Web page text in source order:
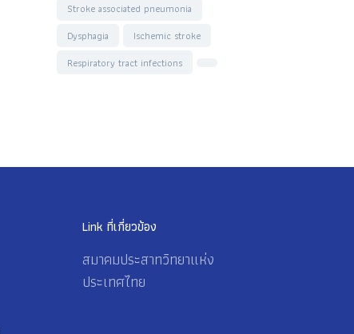
Stroke associated pneumonia
Dysphagia
Ischemic stroke
Respiratory tract infections
Link ที่เกี่ยวข้อง
สมาคมประสาทวิทยาแห่ง
ประเทศไทย